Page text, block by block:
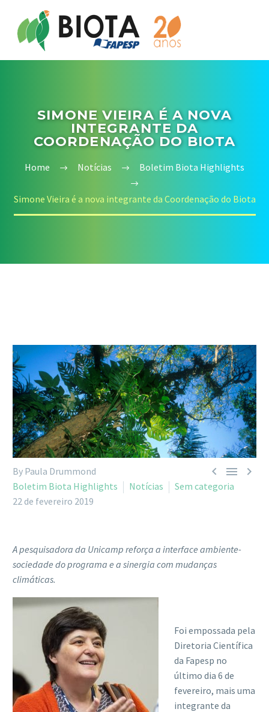
SIMONE VIEIRA É A NOVA
INTEGRANTE DA
COORDENAÇÃO DO BIOTA
Home Notícias Boletim Biota Highlights
Simone Vieira é a nova integrante da Coordenação do Biota
  
By Paula Drummond
Boletim Biota Highlights
Notícias
Sem categoria
22 de fevereiro 2019
A pesquisadora da Unicamp reforça a interface ambiente-
sociedade do programa e a sinergia com mudanças
climáticas.
Foi empossada pela
Diretoria Científica
da Fapesp no
último dia 6 de
fevereiro, mais uma
integrante da